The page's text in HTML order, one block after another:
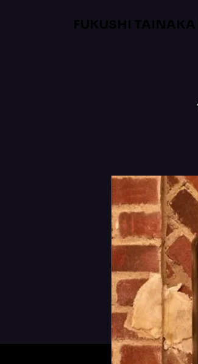
FUKUSHI TAINAKA